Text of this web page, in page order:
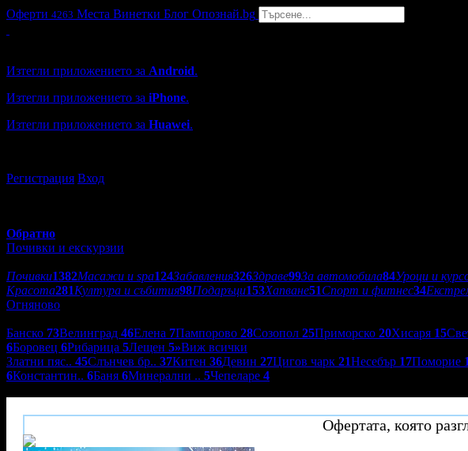
Оферти 4263 Места Винетки Блог Опознай.bg
Изтегли приложението за Android.
Изтегли приложението за iPhone.
Изтегли приложението за Huawei.
Регистрация Вход
Обратно
Почивки и екскурзии
Почивки1382Масажи и spa124Забавления326Здраве99За автомобила84Уроци и
Красота281Култура и събития98Подаръци153Хапване51Спорт и фитнес34
Огняново
Банско 73Велинград 46Елена 7Пампорово 28Созопол 25Приморско 20Хисаря 15
6Боровец 6Рибарица 5Лещен 5»Виж всички
Златни пяс.. 45Слънчев бр.. 37Китен 36Девин 27Цигов чарк 21Несебър 17Поморие
6Константин.. 6Баня 6Минерални .. 5Чепеларе 4
Офертата, която